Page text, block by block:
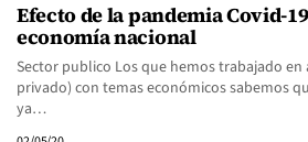
Efecto de la pandemia Covid-
economía nacional
Sector publico Los que hemos trabajado
privado) con temas económicos sabemos
ya…